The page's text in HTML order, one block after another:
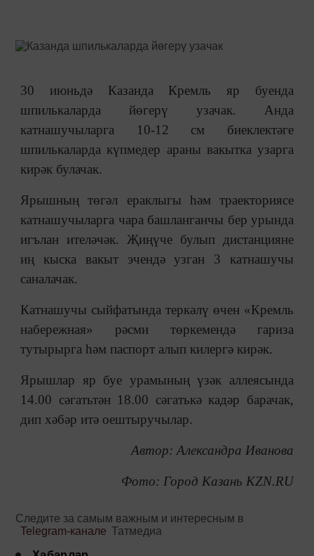
30 июньдә Казанда Кремль яр буенда
шпилькаларда йөгерү узачак. Анда
катнашучыларга 10-12 см биеклектәге
шпилькаларда күпмедер араны вакытка узарга
кирәк булачак.
Ярышның төгәл ераклыгы һәм траекториясе
катнашучыларга чара башланганчы бер урында
игълан ителәчәк. Җиңүче булып дистанцияне
иң кыска вакыт эчендә узган 3 катнашучы
саналачак.
Катнашучы сыйфатында теркәлү өчен «Кремль
набережная» рәсми төркемендә гариза
тутырырга һәм паспорт алып килергә кирәк.
Ярышлар яр буе урамының үзәк аллеясында
14.00 сәгатьтән 18.00 сәгатькә кадәр барачак,
дип хәбәр итә оештыручылар.
Автор: Александра Иванова
Фото: Город Казань KZN.RU
Следите за самым важным и интересным в
Telegram-канале Татмедиа